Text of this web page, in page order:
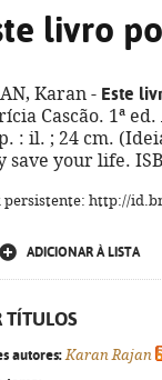
livro
Karan - Este
Cascão. 1ª
: il. ; 24 cm.
save your life.
persistente: http://
ADICIONAR À LISTA
TÍTULOS
autores:Karan Rajan